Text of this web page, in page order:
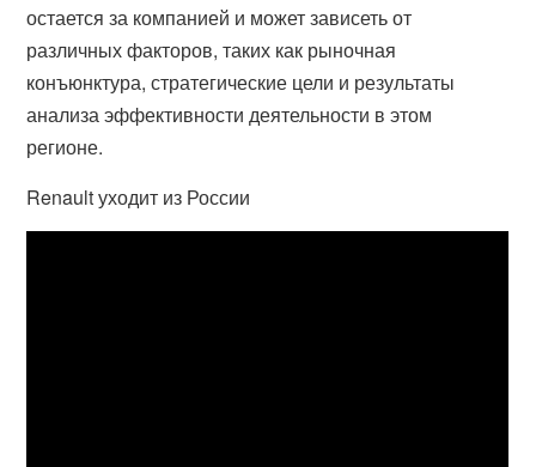
остается за компанией и может зависеть от
различных факторов, таких как рыночная
конъюнктура, стратегические цели и результаты
анализа эффективности деятельности в этом
регионе.
Renault уходит из России